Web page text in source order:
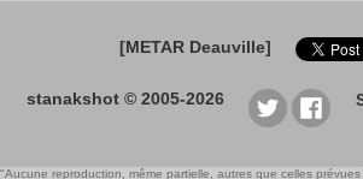
[METAR Deauville]
stanakshot © 2005-2026
"Aucune reproduction, même partielle, autres que celles